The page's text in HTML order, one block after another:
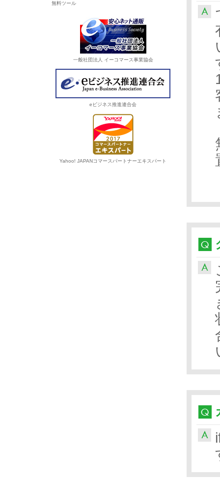
無料ツール
一般社団法人 イーコマース事業協会
eビジネス推進連合会
Yahoo! JAPANコマースパートナーエキスパート